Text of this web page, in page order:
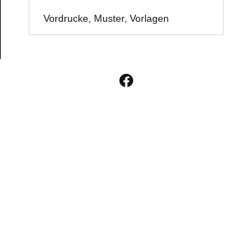
Vordrucke, Muster, Vorlagen
F
a